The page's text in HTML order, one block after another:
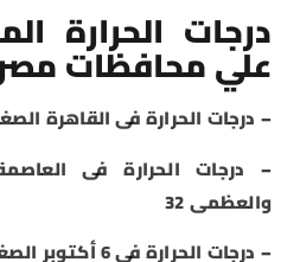
درجات الحرارة
علي محافظات
– درجات الحرارة فى القاهرة الصغرى 19
والعظمى 32
– درجات الحرارة فى 6 أكتوبر الصغرى 18 والعظمى 32